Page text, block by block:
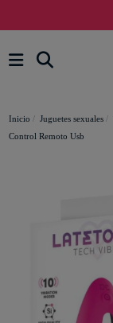
Inicio Juguetes sexuales
Control Remoto Usb